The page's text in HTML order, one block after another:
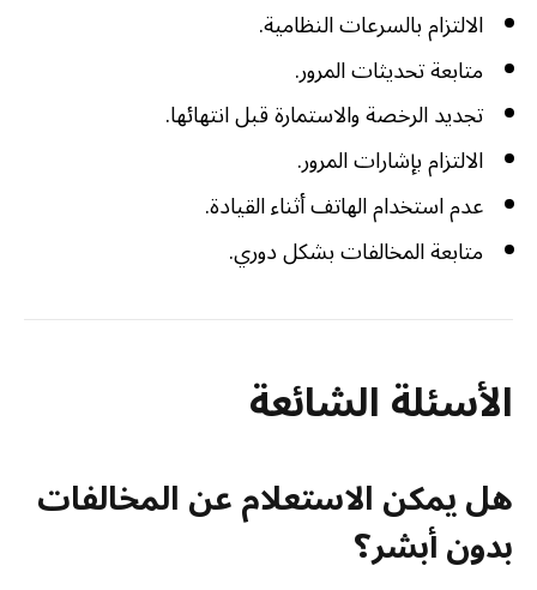
الالتزام بالسرعات النظامية.
متابعة تحديثات المرور.
تجديد الرخصة والاستمارة قبل انتهائها.
الالتزام بإشارات المرور.
عدم استخدام الهاتف أثناء القيادة.
متابعة المخالفات بشكل دوري.
الأسئلة الشائعة
هل يمكن الاستعلام عن المخالفات
بدون أبشر؟